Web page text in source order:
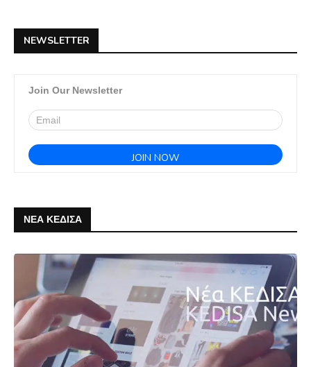
NEWSLETTER
Join Our Newsletter
ΝΕΑ ΚΕΔΙΣΑ